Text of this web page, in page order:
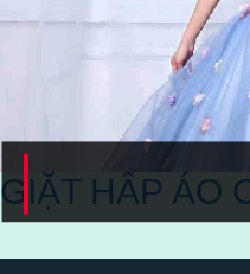
GIẶT HẤP ÁO